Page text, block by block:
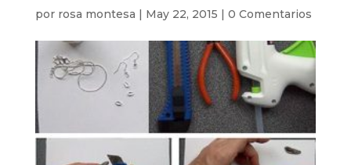
por rosa montesa | May 22, 2015 | 0 Comentarios